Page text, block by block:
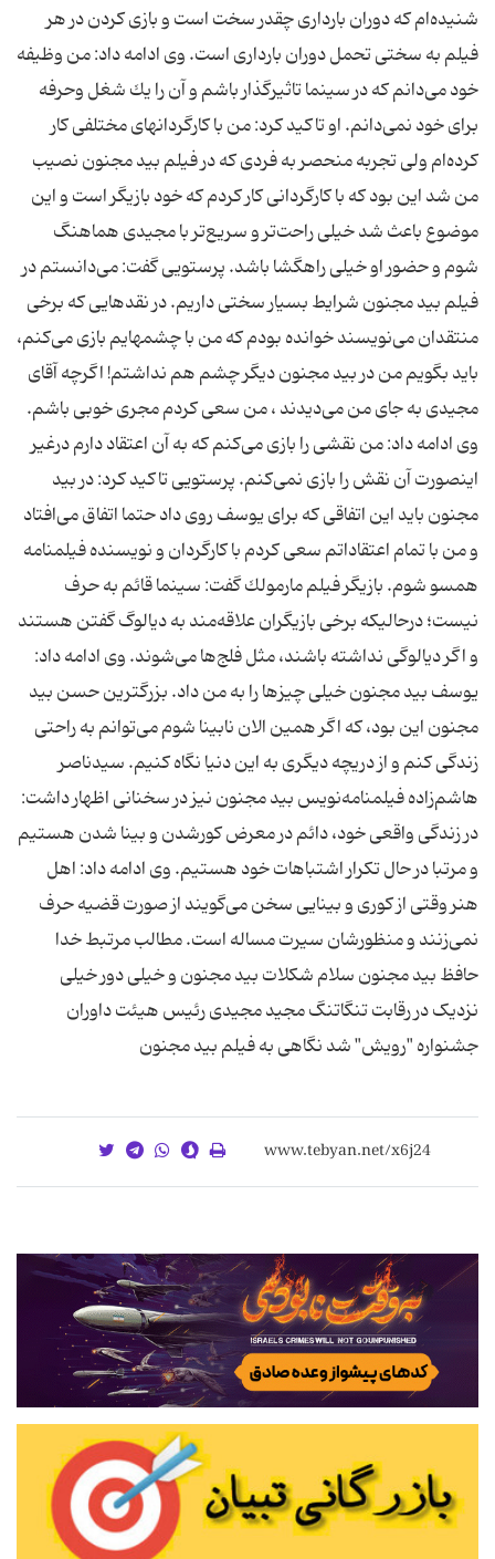
شنیده‌ام كه دوران بارداری چقدر سخت است و بازی كردن در هر
فیلم به سختی تحمل دوران بارداری است. وی ادامه داد: من وظیفه
خود می‌دانم كه در سینما تاثیرگذار باشم و آن را یك شغل وحرفه
برای خود نمی‌دانم. او تاكید كرد: من با كارگردانهای مختلفی كار
كرده‌ام ولی تجربه منحصر به فردی كه در فیلم بید مجنون نصیب
من شد این بود كه با كارگردانی كار كردم كه خود بازیگر است و این
موضوع باعث شد خیلی راحت‌تر و سریع‌تر با مجیدی هماهنگ
شوم و حضور او خیلی راهگشا باشد. پرستویی گفت: می‌دانستم در
فیلم بید مجنون شرایط بسیار سختی داریم. در نقدهایی كه برخی
منتقدان می‌نویسند خوانده بودم كه من با چشمهایم بازی می‌كنم،
باید بگویم من در بید مجنون دیگر چشم هم نداشتم! اگرچه آقای
مجیدی به جای من می‌دیدند ، من سعی كردم مجری خوبی باشم.
وی ادامه داد: من نقشی را بازی می‌كنم كه به آن اعتقاد دارم درغیر
اینصورت آن نقش را بازی نمی‌كنم. پرستویی تاكید كرد: در بید
مجنون باید این اتفاقی كه برای یوسف روی داد حتما اتفاق می‌افتاد
و من با تمام اعتقاداتم سعی كردم با كارگردان و نویسنده فیلمنامه
همسو شوم. بازیگر فیلم مارمولك گفت: سینما قائم به حرف
نیست؛ درحالیكه برخی بازیگران علاقه‌مند به دیالوگ گفتن هستند
و اگر دیالوگی نداشته باشند، مثل فلج‌ها می‌شوند. وی ادامه داد:
یوسف بید مجنون خیلی چیزها را به من داد. بزرگترین حسن بید
مجنون این بود، كه اگر همین الان نابینا شوم می‌توانم به راحتی
زندگی كنم و از دریچه دیگری به این دنیا نگاه كنیم. سیدناصر
هاشم‌زاده فیلمنامه‌نویس بید مجنون نیز در سخنانی اظهار داشت:
در زندگی واقعی خود، دائم در معرض كورشدن و بینا شدن هستیم
و مرتبا در حال تكرار اشتباهات خود هستیم. وی ادامه داد: اهل
هنر وقتی از كوری و بینایی سخن می‌گویند از صورت قضیه حرف
نمی‌زنند و منظورشان سیرت مساله است. مطالب مرتبط خدا
حافظ بید مجنون سلام شکلات بید مجنون و خیلی دور خیلی
نزدیک در رقابت تنگاتنگ مجید مجیدی رئیس هیئت داوران
جشنواره "رویش" شد نگاهی به فیلم بید مجنون